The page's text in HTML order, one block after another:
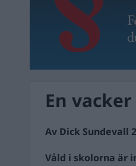
En
Av Dick Sundevall
Våld i skolorna är